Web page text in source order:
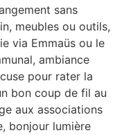
sans
meubles ou outils,
via Emmaüs ou le
ambiance
pour rater la
bon coup de fil au
aux associations
bonjour lumière